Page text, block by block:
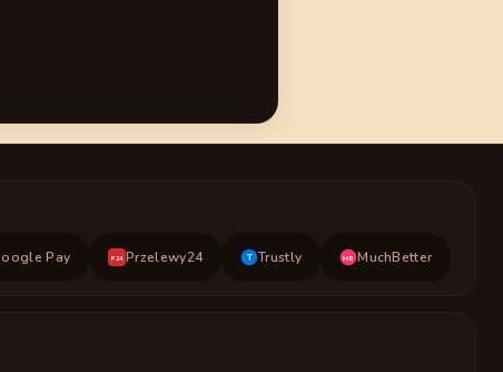
Pay P24 Przelewy24 T Trustly MB MuchBetter